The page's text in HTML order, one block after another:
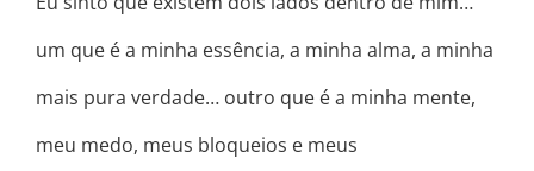
um que é a minha essência, a minha alma, a minha
mais pura verdade… outro que é a minha mente,
meu medo, meus bloqueios e meus